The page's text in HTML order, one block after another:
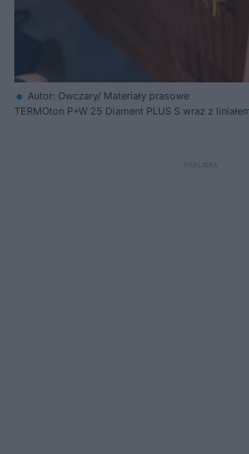
Autor: Owczary/ Materiały prasowe
TERMOton P+W 25 Diament PLUS S wraz z